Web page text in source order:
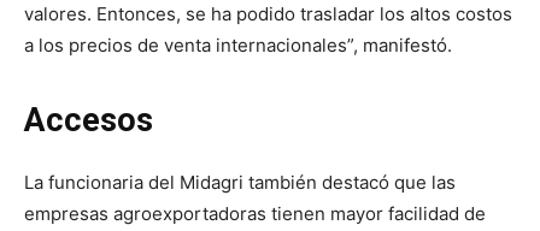
valores. Entonces, se ha podido trasladar los altos costos
a los precios de venta internacionales”, manifestó.
Accesos
La funcionaria del Midagri también destacó que las
empresas agroexportadoras tienen mayor facilidad de